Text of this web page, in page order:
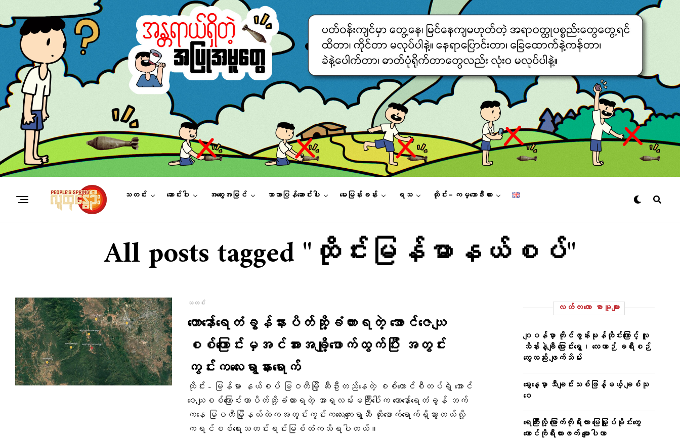
သတင်း ဆောင်းပါး အတွေးအမြင် ဘာသာပြန်ဆောင်းပါး မေးမြန်းခန်း ရသ ထိုင်း – ကမ္ဘောဒီးယား
All posts tagged "ထိုင်းမြန်မာနယ်စပ်"
သတင်း
တော​နော်​ရေတံခွန်နားပိတ်ဆို့ခံထားရတဲ့ အောင်ဇေယျ
စစ်ကြောင်းမှအင်အားအချို့ဖောက်ထွက်ပြီး အတွင်း
ကွင်းက​လေးရွာနား​ရောက်
ထိုင်း - မြန်မာ နယ်စပ် မြဝတီမြို့ ဆီဦးတည်နေတဲ့ စစ်ကောင်စီတပ်ရဲ့ အောင်
ဇေယျစစ်ကြောင်းဟာပိတ်ဆို့ခံထားရတဲ့ အာရှလမ်းမကြီးပေါ်က တောနော်ရေတံခွန် ဘက်
ကနေ မြဝတီမြို့နယ်ထဲကအတွင်းကွင်းကလေးကျေးရွာဆီ ထိုးဖောက်ရောက်ရှိသွားတယ်လို့
ကရင်စစ်ရေးသတင်းရင်းမြစ်ထံကသိရပါတယ်။
လတ်တ‌လော စာမူများ
ဂျပန်မှာ တိုင်ဖွန်းမုန်တိုင်းကြောင့် လူ
သိန်းနဲ့ချီ ပြောင်းရွှေ့၊ လေယာဉ် ခရီးစဉ်
တွေလည်း ဖျက်သိမ်း
မွေးနေ့မှာ သီချင်းသစ်ဖြန့်မယ့် ချစ်သု
ဝေ
ရေကြီးလို့ မြောက်ကိုရီးယား မြေမြှုပ်မိုင်းတွေ
တောင်ကိုရီးယားဖက် မျောပါလာ